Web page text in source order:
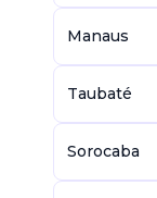
Manaus
Taubaté
Sorocaba